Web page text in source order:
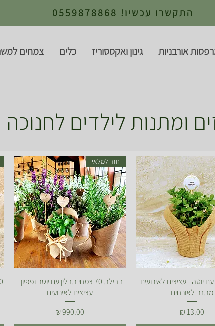
התקשרו עכשיו! 0559878868
אורבניות גינון ואקססוריז כלים צמחים
ומתנות לילדים לחנוכה
תצוגה מהירה
יוטה - עציצים לאירועים -
מתנה לאורחים
מחיר
תצוגה מהירה
חזר למלאי
חבילת 70 צמחי תבלין עם יוטה ופפיון -
עציצים לאירועים
מחיר